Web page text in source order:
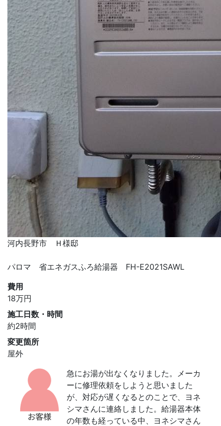
河内長野市 Ｈ様邸
パロマ 省エネガスふろ給湯器 FH-E2021SAWL
費用
18万円
施工日数・時間
約2時間
変更箇所
屋外
急にお湯が出なくなりました。メーカ
ーに修理依頼をしようと思いました
が、対応が遅くなるとのことで、ヨネ
シマさんに連絡しました。給湯器本体
の年数も経っている中、ヨネシマさん